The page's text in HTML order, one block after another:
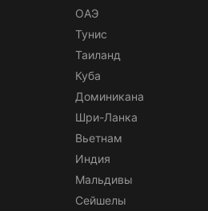
ОАЭ
Тунис
Таиланд
Куба
Доминикана
Шри-Ланка
Вьетнам
Индия
Мальдивы
Сейшелы